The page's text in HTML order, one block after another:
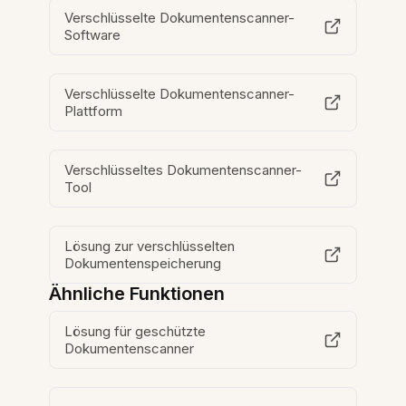
Verschlüsselte Dokumentenscanner-
Software
Verschlüsselte Dokumentenscanner-
Plattform
Verschlüsseltes Dokumentenscanner-
Tool
Lösung zur verschlüsselten
Dokumentenspeicherung
Ähnliche Funktionen
Lösung für geschützte
Dokumentenscanner